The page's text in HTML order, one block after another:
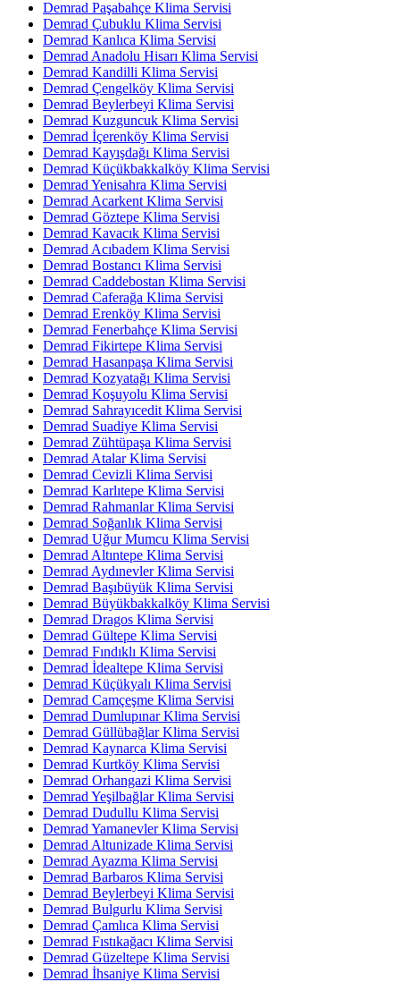
Demrad Paşabahçe Klima Servisi
Demrad Çubuklu Klima Servisi
Demrad Kanlıca Klima Servisi
Demrad Anadolu Hisarı Klima Servisi
Demrad Kandilli Klima Servisi
Demrad Çengelköy Klima Servisi
Demrad Beylerbeyi Klima Servisi
Demrad Kuzguncuk Klima Servisi
Demrad İçerenköy Klima Servisi
Demrad Kayışdağı Klima Servisi
Demrad Küçükbakkalköy Klima Servisi
Demrad Yenisahra Klima Servisi
Demrad Acarkent Klima Servisi
Demrad Göztepe Klima Servisi
Demrad Kavacık Klima Servisi
Demrad Acıbadem Klima Servisi
Demrad Bostancı Klima Servisi
Demrad Caddebostan Klima Servisi
Demrad Caferağa Klima Servisi
Demrad Erenköy Klima Servisi
Demrad Fenerbahçe Klima Servisi
Demrad Fikirtepe Klima Servisi
Demrad Hasanpaşa Klima Servisi
Demrad Kozyatağı Klima Servisi
Demrad Koşuyolu Klima Servisi
Demrad Sahrayıcedit Klima Servisi
Demrad Suadiye Klima Servisi
Demrad Zühtüpaşa Klima Servisi
Demrad Atalar Klima Servisi
Demrad Cevizli Klima Servisi
Demrad Karlıtepe Klima Servisi
Demrad Rahmanlar Klima Servisi
Demrad Soğanlık Klima Servisi
Demrad Uğur Mumcu Klima Servisi
Demrad Altıntepe Klima Servisi
Demrad Aydınevler Klima Servisi
Demrad Başıbüyük Klima Servisi
Demrad Büyükbakkalköy Klima Servisi
Demrad Dragos Klima Servisi
Demrad Gültepe Klima Servisi
Demrad Fındıklı Klima Servisi
Demrad İdealtepe Klima Servisi
Demrad Küçükyalı Klima Servisi
Demrad Camçeşme Klima Servisi
Demrad Dumlupınar Klima Servisi
Demrad Güllübağlar Klima Servisi
Demrad Kaynarca Klima Servisi
Demrad Kurtköy Klima Servisi
Demrad Orhangazi Klima Servisi
Demrad Yeşilbağlar Klima Servisi
Demrad Dudullu Klima Servisi
Demrad Yamanevler Klima Servisi
Demrad Altunizade Klima Servisi
Demrad Ayazma Klima Servisi
Demrad Barbaros Klima Servisi
Demrad Beylerbeyi Klima Servisi
Demrad Bulgurlu Klima Servisi
Demrad Çamlıca Klima Servisi
Demrad Fıstıkağacı Klima Servisi
Demrad Güzeltepe Klima Servisi
Demrad İhsaniye Klima Servisi